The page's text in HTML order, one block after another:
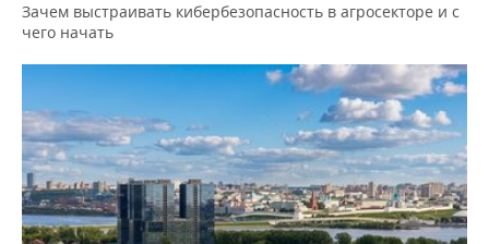
Зачем выстраивать кибербезопасность в агросекторе и с
чего начать